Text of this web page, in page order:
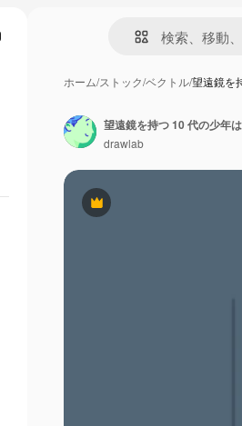
ホーム/ストック/ベクトル/望遠鏡を
Premium
望遠鏡を持つ 10 代の少年
drawlab